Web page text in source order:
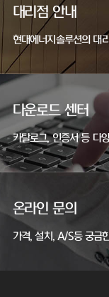
대리점 안내
현대에너지솔루션의 대
다운로드 센터
카탈로그, 인증서 등 다
온라인 문의
가격, 설치, A/S등 궁금